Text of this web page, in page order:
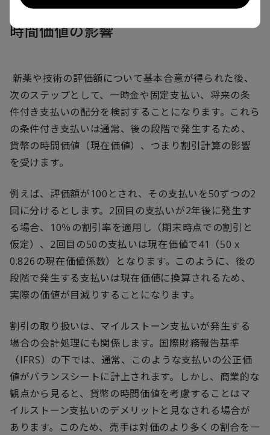
時間価値の影響
新薬や技術の評価額について基本合意が得られた後、
次のステップとして、一時金や固定支払い、将来の条
件付き支払いの配分を検討することになります。これら
の条件付き支払いは通常、後の段階で発生するため、
貨幣の時間価値（現在価値）、つまり割引計算の影響
を受けます。
例えば、評価額が100とされ、その支払いを50ずつの2
回に分けるとします。2回目の支払いが2年後に発生す
る場合、10％の割引率を適用し（期末時点での割引と
仮定）、2回目の50の支払いは現在価値で41（50 x
0.826の現在価値係数）となります。このように、後の
段階で発生する支払いは現在価値に換算されるため、
実際の価値が目減りすることになります。
割引の取り扱いは、マイルストーン支払いが発生する
場合の会計処理にも関係します。国際財務報告基準
（IFRS）の下では、通常、このような支払いの公正価
値がバランスシートに計上されます。しかし、商業的な
観点から見ると、貨幣の時間価値を考慮することはマ
イルストーン支払いのデメリットと見なされる場合が
あります。このため、売手は対価のより多くの割合を一